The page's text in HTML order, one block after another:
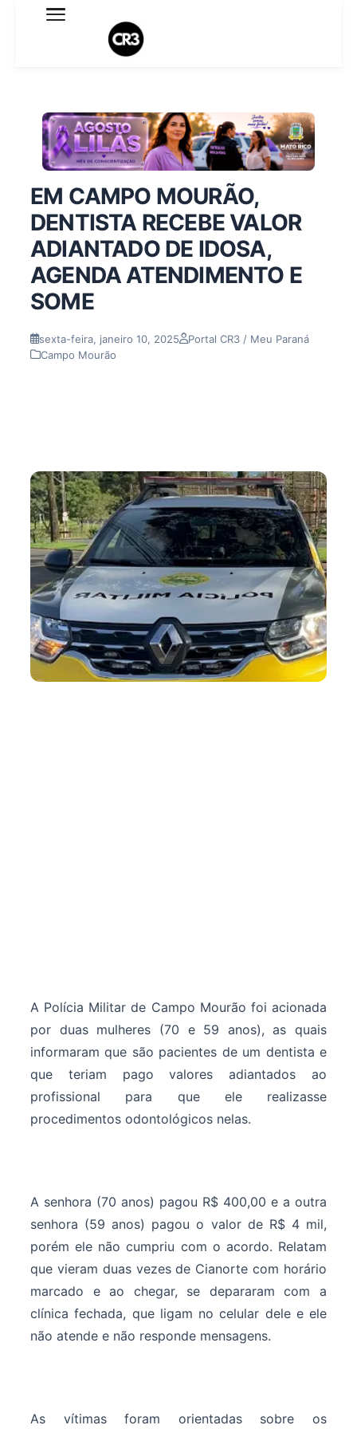
Expediente
Termo de Uso
Sobre o blog
EM CAMPO MOURÃO,
DENTISTA RECEBE VALOR
ADIANTADO DE IDOSA,
AGENDA ATENDIMENTO E
SOME
sexta-feira, janeiro 10, 2025
Portal CR3 / Meu Paraná
Campo Mourão
A Polícia Militar de Campo Mourão foi acionada
por duas mulheres (70 e 59 anos), as quais
informaram que são pacientes de um dentista e
que teriam pago valores adiantados ao
profissional para que ele realizasse
procedimentos odontológicos nelas.
A senhora (70 anos) pagou R$ 400,00 e a outra
senhora (59 anos) pagou o valor de R$ 4 mil,
porém ele não cumpriu com o acordo. Relatam
que vieram duas vezes de Cianorte com horário
marcado e ao chegar, se depararam com a
clínica fechada, que ligam no celular dele e ele
não atende e não responde mensagens.
As vítimas foram orientadas sobre os